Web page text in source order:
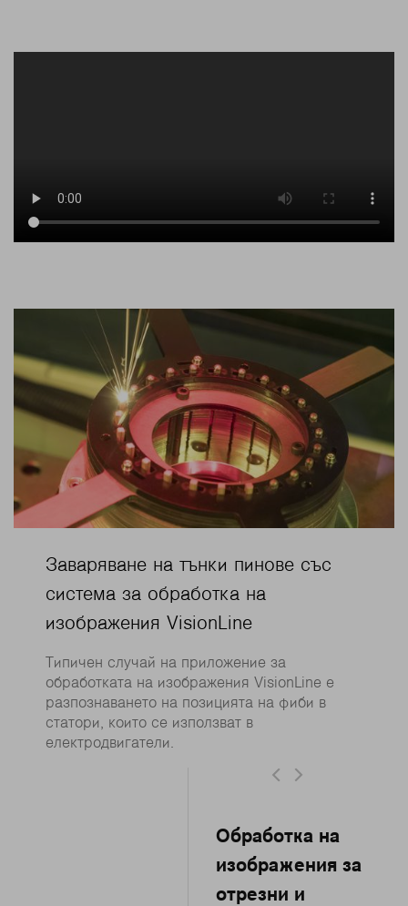
Заваряване на тънки пинове със
система за обработка на
изображения VisionLine
Типичен случай на приложение за
обработката на изображения VisionLine е
разпознаването на позицията на фиби в
статори, които се използват в
електродвигатели.
Обработка на
изображения за
отрезни и